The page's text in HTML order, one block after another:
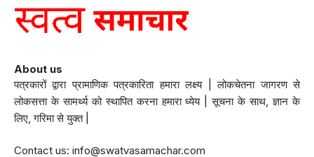
About us
पत्रकारों द्वारा प्रामाणिक पत्रकारिता हमारा लक्ष्य | लोकचेतना जागरण से
लोकसत्ता के सामर्थ्य को स्थापित करना हमारा ध्येय | सूचना के साथ, ज्ञान के
लिए, गरिमा से युक्त |
Contact us: info@swatvasamachar.com